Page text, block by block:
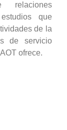
que
de la
de servicio
ofrece.